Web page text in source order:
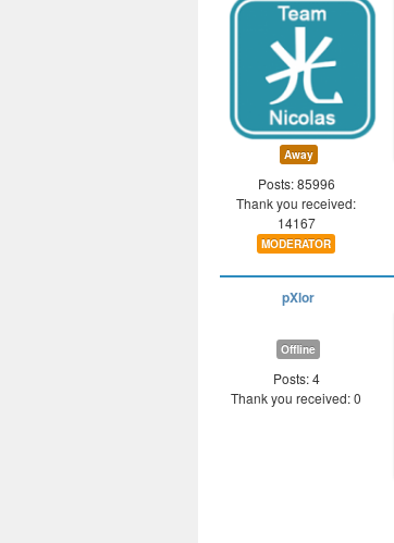
Away
Posts: 85996
Thank you received:
14167
MODERATOR
pXlor
Offline
Posts: 4
Thank you received: 0